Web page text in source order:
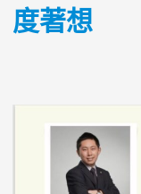
度著想